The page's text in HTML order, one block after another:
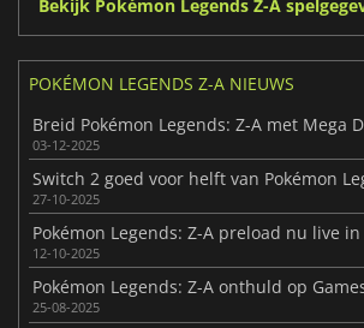
Bekijk Pokémon Legends Z-A
POKÉMON LEGENDS Z-A NIEUWS
03-12-2025
27-10-2025
12-10-2025
Pokémon Legends: Z-A onthuld op
25-08-2025